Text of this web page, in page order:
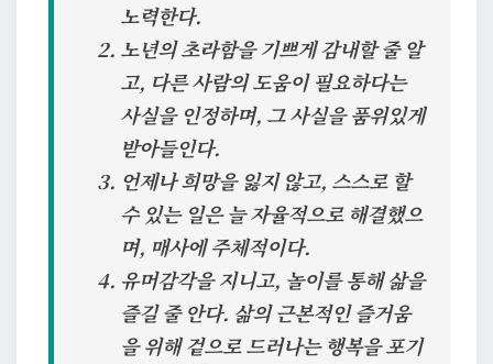
노력한다.
노년의 초라함을 기쁘게 감내할 줄 알
고, 다른 사람의 도움이 필요하다는
사실을 인정하며, 그 사실을 품위있게
받아들인다.
언제나 희망을 잃지 않고, 스스로 할
수 있는 일은 늘 자율적으로 해결했으
며, 매사에 주체적이다.
유머감각을 지니고, 놀이를 통해 삶을
즐길 줄 안다. 삶의 근본적인 즐거움
을 위해 겉으로 드러나는 행복을 포기